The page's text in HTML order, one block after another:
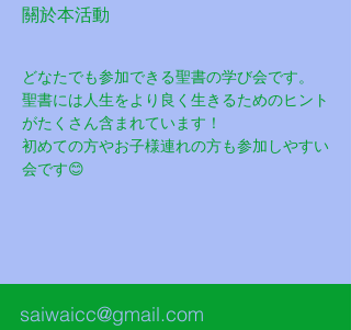
關於本活動
どなたでも参加できる聖書の学び会です。
聖書には人生をより良く生きるためのヒント
がたくさん含まれています！
初めての方やお子様連れの方も参加しやすい
会です😊
saiwaicc@gmail.com